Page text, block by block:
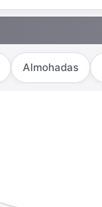
Almohadas